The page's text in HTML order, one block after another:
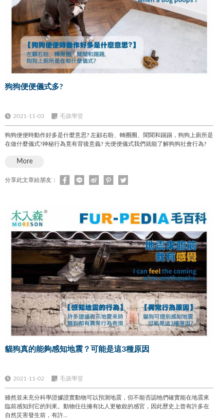
狗狗便便儀式多?
2021-11-03 毛孩學堂
狗狗便便時動作好多是什麼意思? 左顧右盼、轉圈圈、聞聞和踢踢，狗狗上廁所是
在做什麼儀式?神秘行為竟有背後意義? 光便便儀式我們就能了解狗狗社會行為?
More
分享此文章給朋友：
貓狗真的能夠感知地震？可能是這3種原因
2021-11-02 毛孩學堂
雖然並未充分科學證據證實動物可以預測地震，但不能否認牠們確實能在地震來
臨前感知到它的到來。動物往往擁有比人更敏銳的感官，因此歷史上曾有許多在
自然災害發生前，有許...